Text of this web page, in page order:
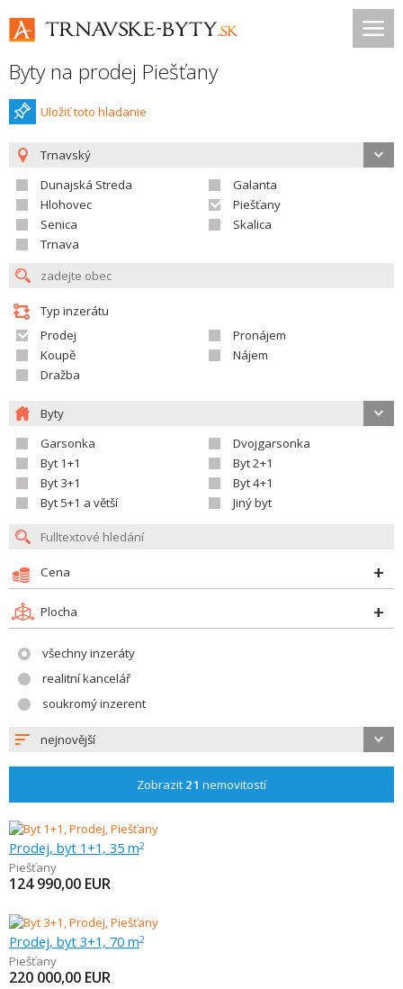
Byty na prodej Piešťany
Uložiť toto hladanie
Trnavský
Dunajská Streda
Galanta
Hlohovec
Piešťany
Senica
Skalica
Trnava
Typ inzerátu
Prodej
Pronájem
Koupě
Nájem
Dražba
Byty
Garsonka
Dvojgarsonka
Byt 1+1
Byt 2+1
Byt 3+1
Byt 4+1
Byt 5+1 a větší
Jiný byt
Cena
Plocha
všechny inzeráty
realitní kancelář
soukromý inzerent
nejnovější
Zobrazit 21 nemovitostí
Prodej, byt 1+1, 35 m2
Piešťany
124 990,00 EUR
Prodej, byt 3+1, 70 m2
Piešťany
220 000,00 EUR